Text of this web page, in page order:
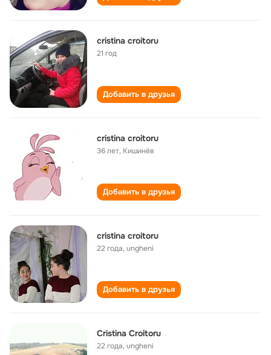
cristina croitoru
21 год
Добавить в друзья
cristina croitoru
36 лет, Кишинёв
Добавить в друзья
cristina croitoru
22 года,ungheni
Добавить в друзья
Cristina Croitoru
22 года,ungheni